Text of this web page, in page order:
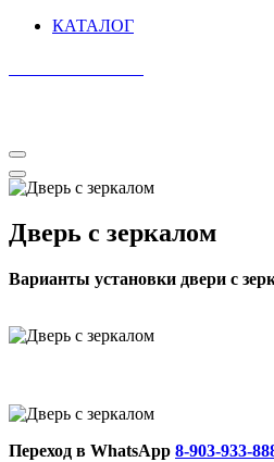
КАТАЛОГ
Дверь с зеркалом
Варианты установки двери с
Переход в WhatsApp 8-903-933-